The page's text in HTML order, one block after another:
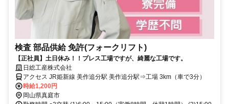
検査 部品供給 免許(フォークリフト)
【正社員】土日休み！！プレス工場ですが、綺麗な工場です。
日総工産株式会社
アクセス JR姫新線 美作追分駅 美作追分駅⇒工場 3km（車で3分）
時給1,200円
岡山県真庭市